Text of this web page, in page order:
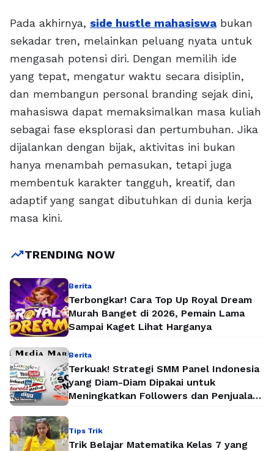
Pada akhirnya, side hustle mahasiswa bukan
sekadar tren, melainkan peluang nyata untuk
mengasah potensi diri. Dengan memilih ide
yang tepat, mengatur waktu secara disiplin,
dan membangun personal branding sejak dini,
mahasiswa dapat memaksimalkan masa kuliah
sebagai fase eksplorasi dan pertumbuhan. Jika
dijalankan dengan bijak, aktivitas ini bukan
hanya menambah pemasukan, tetapi juga
membentuk karakter tangguh, kreatif, dan
adaptif yang sangat dibutuhkan di dunia kerja
masa kini.
trending_upTRENDING NOW
Berita
Terbongkar! Cara Top Up Royal Dream
Murah Banget di 2026, Pemain Lama
Sampai Kaget Lihat Harganya
Berita
Terkuak! Strategi SMM Panel Indonesia
yang Diam-Diam Dipakai untuk
Meningkatkan Followers dan Penjualan
Tips Trik
Trik Belajar Matematika Kelas 7 yang